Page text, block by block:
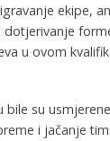
ekipe,
dotjerivanje
u ovom
bile su
i jačanje